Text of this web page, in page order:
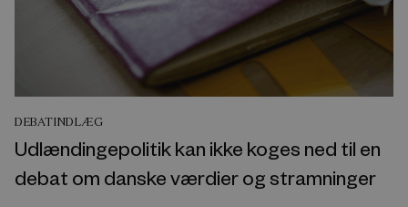
DEBATINDLÆG
Udlændingepolitik kan ikke koges ned til en
debat om danske værdier og stramninger